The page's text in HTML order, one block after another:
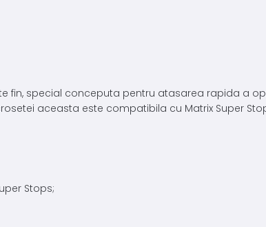
fin, special conceputa pentru atasarea rapida a
aceasta este compatibila cu Matrix Super
Stops;